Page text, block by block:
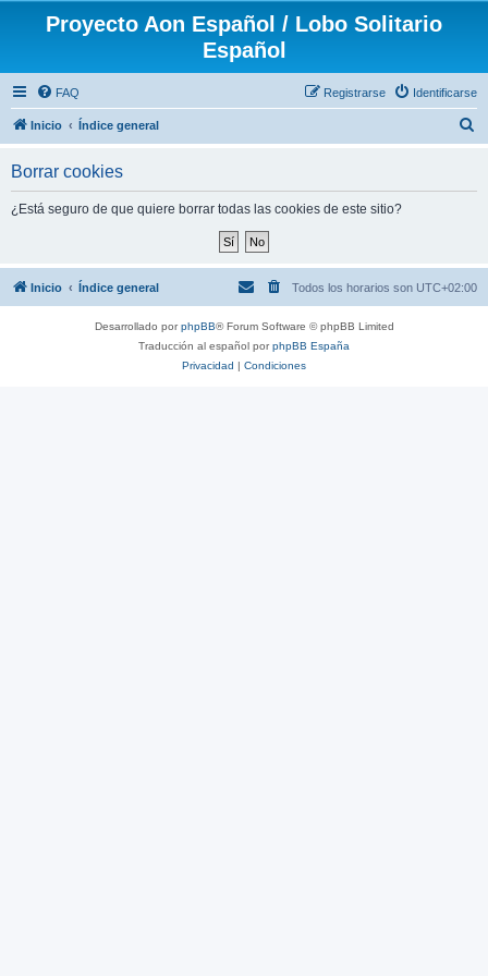
Proyecto Aon Español / Lobo Solitario
Español
FAQ Identificarse
Registrarse
Inicio Índice general
Borrar cookies
¿Está seguro de que quiere borrar todas las cookies de este sitio?
Inicio Índice general Todos los horarios son UTC+02:00
Desarrollado porphpBB® Forum Software © phpBB Limited
Traducción al español porphpBB España
Privacidad | Condiciones